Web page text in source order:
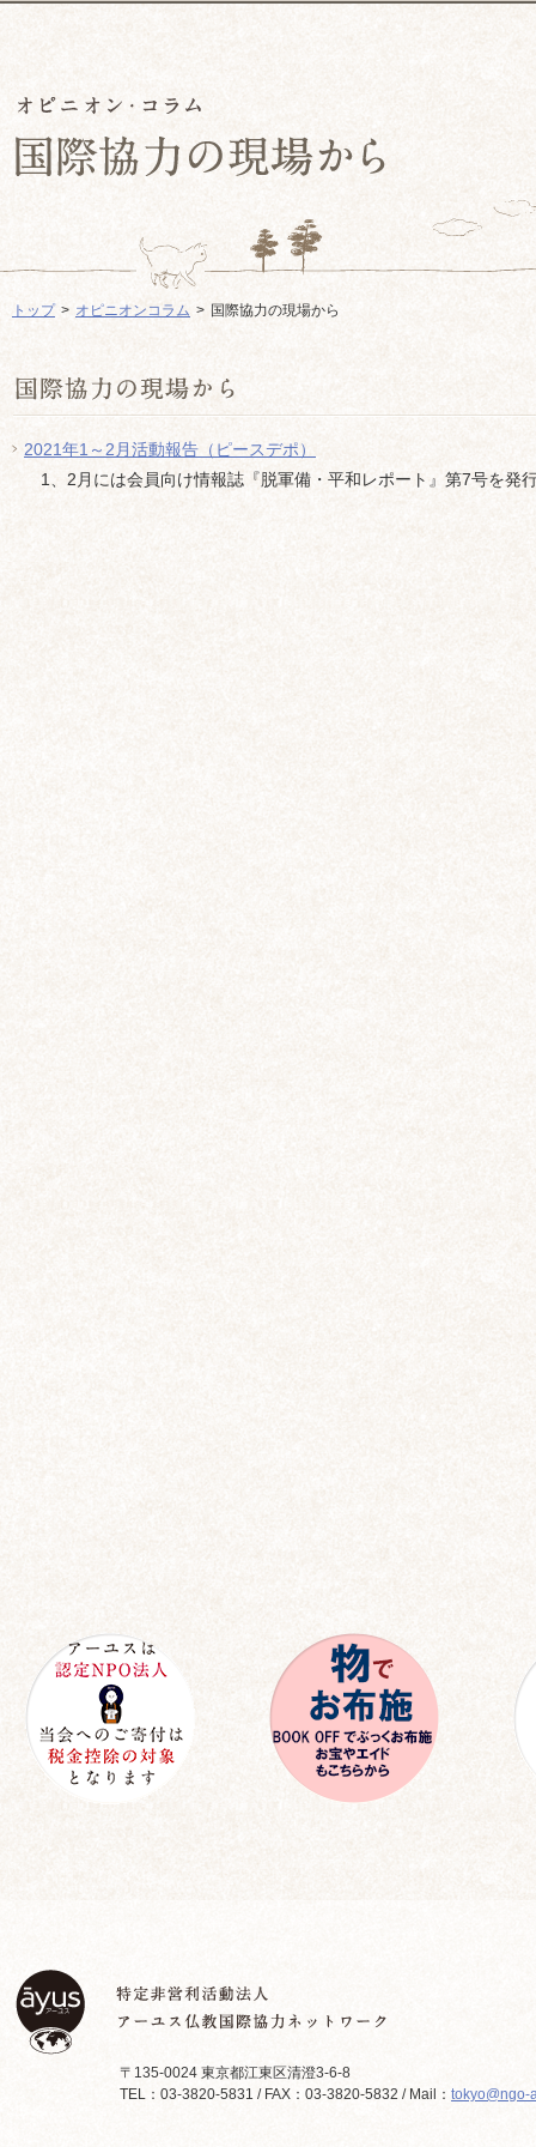
トップ オピニオンコラム 国際協力の現場から
2021年1～2月活動報告（ピースデポ）
1、2月には会員向け情報誌『脱軍備・平和レポート』第7号を発
〒135-0024 東京都江東区清澄3-6-8
TEL：03-3820-5831 / FAX：03-3820-5832 / Mail： tokyo@ngo-